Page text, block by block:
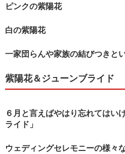
ピンクの紫陽花
白の紫陽花
一家団らんや家族の結びつきと
紫陽花＆ジューンブライド
６月と言えばやはり忘れてはい
ライド」
ウェディングセレモニーの様々